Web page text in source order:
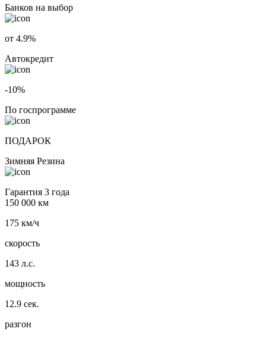
Банков на выбор
от 4.9%
Автокредит
-10%
По госпрограмме
ПОДАРОК
Зимняя Резина
Гарантия 3 года
150 000 км
175 км/ч
скорость
143 л.с.
мощность
12.9 сек.
разгон